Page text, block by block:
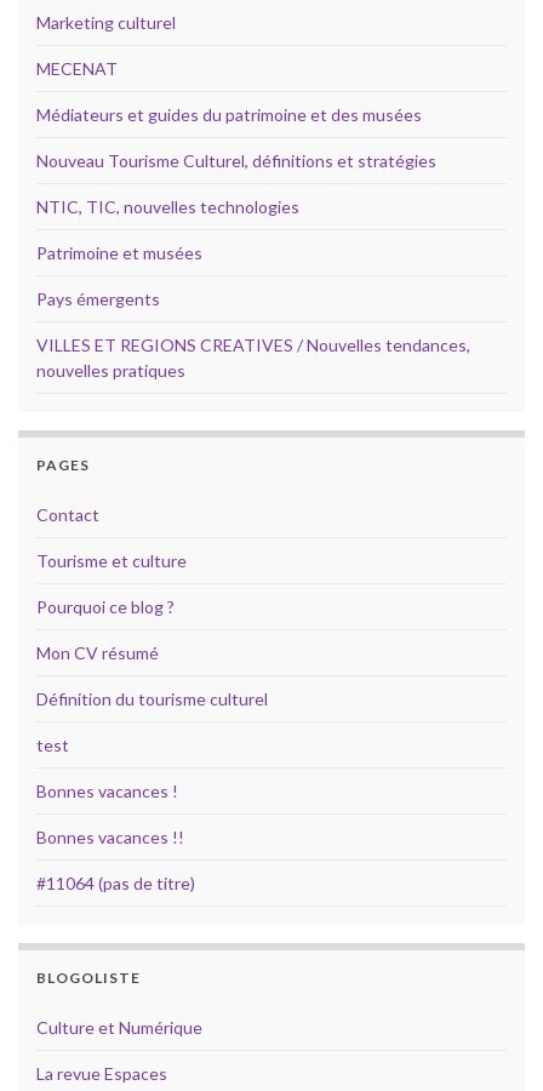
Marketing culturel
MECENAT
Médiateurs et guides du patrimoine et des musées
Nouveau Tourisme Culturel, définitions et stratégies
NTIC, TIC, nouvelles technologies
Patrimoine et musées
Pays émergents
VILLES ET REGIONS CREATIVES / Nouvelles tendances,
nouvelles pratiques
PAGES
Contact
Tourisme et culture
Pourquoi ce blog ?
Mon CV résumé
Définition du tourisme culturel
test
Bonnes vacances !
Bonnes vacances !!
#11064 (pas de titre)
BLOGOLISTE
Culture et Numérique
La revue Espaces